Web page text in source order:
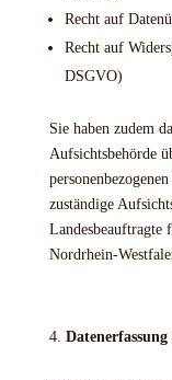
Recht auf
Recht auf
DSGVO)
Sie haben zudem
Aufsichtsbehörde
zuständige
Landesbeauftragte
Nordrhein-